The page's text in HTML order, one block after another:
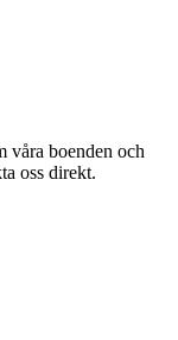
våra boenden och
oss direkt.